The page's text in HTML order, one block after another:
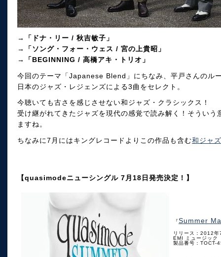
→「ドナ・リー / 秋吉敏子」
→「ソング・フォー・ウェス / 宮の上貴昭」
→「BEGINNING / 高橋アキ・トリオ」
今回のテーマ「Japanese Blend」にちなみ、平戸さんのル
日本のジャズ・レジェンズによる3曲をセレクト。
今聴いても古さを感じさせない和ジャズ・クラシックス！
受け継がれてきたジャズを現代の感覚で読み解く！そうい
ますね。
ちなみに7月にはキングレコードよりこの作品も含む和ジャ
【quasimodeニューシングル 7月18日発売決定！】
『Summer
リリース：2012
EMI ミュージック
製品番号：TOCT-